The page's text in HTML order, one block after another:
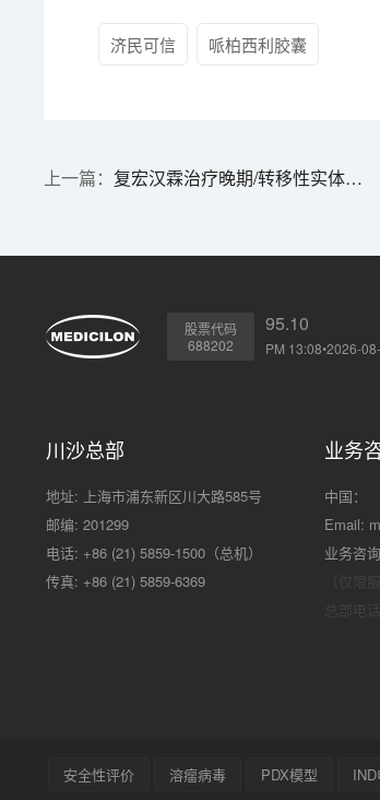
济民可信 哌柏西利胶囊
复宏汉霖治疗晚期/转移性实体瘤的临床试验申请获FDA批准
股票代码
688202
95.10
PM 13:08•2026-
川沙总部
地址: 上海市浦东新区川大路585号
邮编: 201299
电话: +86 (21) 5859-1500（总机）
传真: +86 (21) 5859-6369
业务
中国：
Email:
业务咨
安全性评价 溶瘤病毒 PDX模型